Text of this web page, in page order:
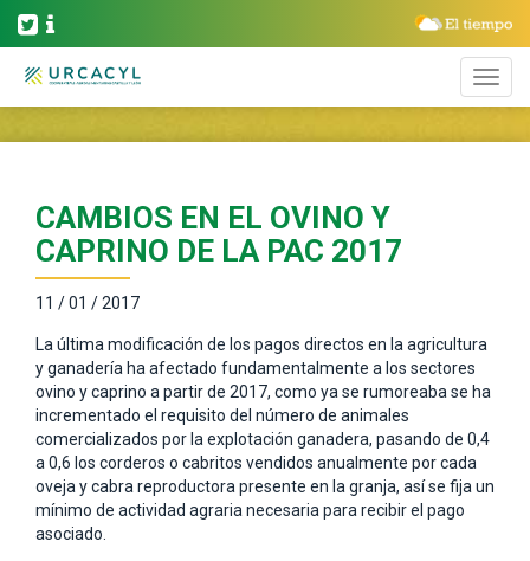
CAMBIOS EN EL OVINO Y
CAPRINO DE LA PAC 2017
11 / 01 / 2017
La última modificación de los pagos directos en la agricultura
y ganadería ha afectado fundamentalmente a los sectores
ovino y caprino a partir de 2017, como ya se rumoreaba se ha
incrementado el requisito del número de animales
comercializados por la explotación ganadera, pasando de 0,4
a 0,6 los corderos o cabritos vendidos anualmente por cada
oveja y cabra reproductora presente en la granja, así se fija un
mínimo de actividad agraria necesaria para recibir el pago
asociado.